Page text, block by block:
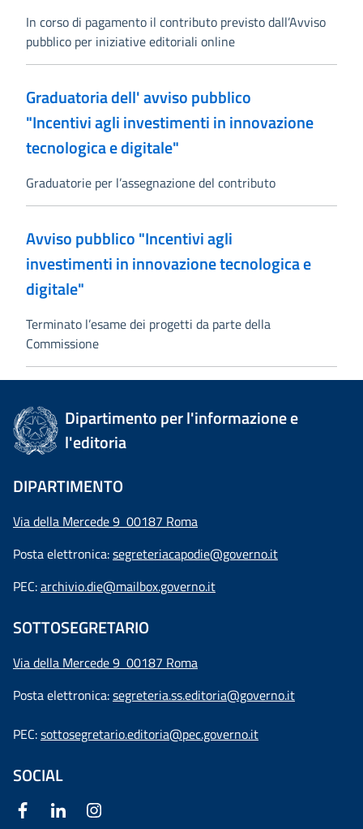
In corso di pagamento il contributo previsto dall’Avviso
pubblico per iniziative editoriali online
Graduatoria dell' avviso pubblico
"Incentivi agli investimenti in innovazione
tecnologica e digitale"
Graduatorie per l’assegnazione del contributo
Avviso pubblico "Incentivi agli
investimenti in innovazione tecnologica e
digitale"
Terminato l’esame dei progetti da parte della
Commissione
Dipartimento per l'informazione e
l'editoria
DIPARTIMENTO
Via della Mercede 9 00187 Roma
Posta elettronica:segreteriacapodie@governo.it
PEC:archivio.die@mailbox.governo.it
SOTTOSEGRETARIO
Via della Mercede 9 00187 Roma
Posta elettronica:segreteria.ss.editoria@governo.it
PEC:sottosegretario.editoria@pec.governo.it
SOCIAL